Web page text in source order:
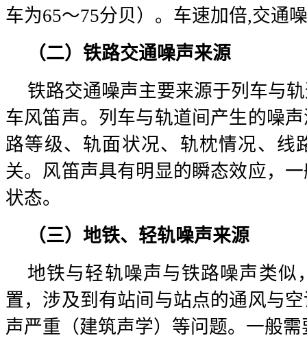
车为65～75分贝）。车速加倍,交通
（二）铁路交通噪声来源
铁路交通噪声主要来源于列车与
车风笛声。列车与轨道间产生的噪
路等级、轨面状况、轨枕情况、线
关。风笛声具有明显的瞬态效应，
状态。
（三）地铁、轻轨噪声来源
地铁与轻轨噪声与铁路噪声类似
置，涉及到有站间与站点的通风与
声严重（建筑声学）等问题。一般